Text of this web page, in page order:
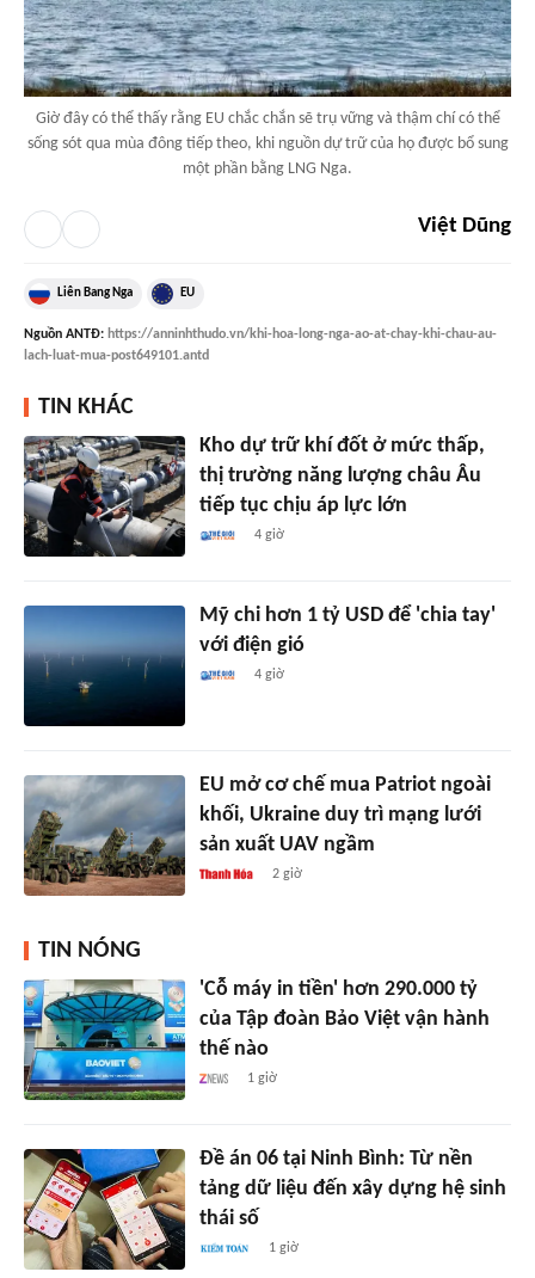
Giờ đây có thể thấy rằng EU chắc chắn sẽ trụ vững và thậm chí có thể
sống sót qua mùa đông tiếp theo, khi nguồn dự trữ của họ được bổ sung
một phần bằng LNG Nga.
Việt Dũng
Liên Bang Nga EU
Nguồn ANTĐ: https://anninhthudo.vn/khi-hoa-long-nga-ao-at-chay-khi-chau-au-
lach-luat-mua-post649101.antd
TIN KHÁC
Kho dự trữ khí đốt ở mức thấp,
thị trường năng lượng châu Âu
tiếp tục chịu áp lực lớn
4 giờ
Mỹ chi hơn 1 tỷ USD để 'chia tay'
với điện gió
4 giờ
EU mở cơ chế mua Patriot ngoài
khối, Ukraine duy trì mạng lưới
sản xuất UAV ngầm
2 giờ
TIN NÓNG
'Cỗ máy in tiền' hơn 290.000 tỷ
của Tập đoàn Bảo Việt vận hành
thế nào
1 giờ
Đề án 06 tại Ninh Bình: Từ nền
tảng dữ liệu đến xây dựng hệ sinh
thái số
1 giờ